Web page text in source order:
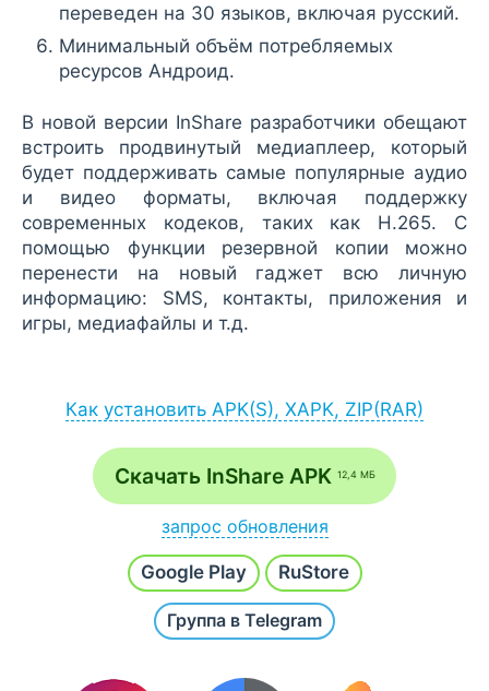
переведен на 30 языков, включая русский.
Минимальный объём потребляемых
ресурсов Андроид.
В новой версии InShare разработчики обещают
встроить продвинутый медиаплеер, который
будет поддерживать самые популярные аудио
и видео форматы, включая поддержку
современных кодеков, таких как H.265. С
помощью функции резервной копии можно
перенести на новый гаджет всю личную
информацию: SMS, контакты, приложения и
игры, медиафайлы и т.д.
Как установить APK(S), XAPK, ZIP(RAR)
после загрузки APK-файла запустите его
через браузер (Меню - Загрузки) или
если на экране появится сообщение
разрешить установку из неизвестных
источников, согласитесь;
после инсталляции откройте приложение /
списка всех программ.
Скачать InShare APK 12,4 МБ
запрос обновления
НапишитеХочу новую версиюи наш робот в
течение часа проверит и добавит последнюю
сборку.
Google Play RuStore
Группа в Telegram